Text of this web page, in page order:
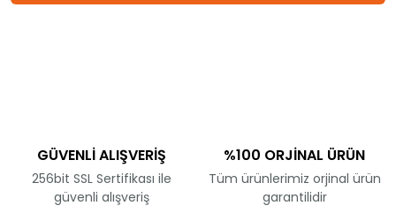
GÜVENLİ ALIŞVERİŞ
256bit SSL Sertifikası ile
güvenli alışveriş
%100 ORJİNAL ÜRÜN
Tüm ürünlerimiz orjinal ürün
garantilidir